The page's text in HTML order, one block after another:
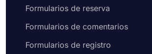
Formularios de reserva
Formularios de comentarios
Formularios de registro